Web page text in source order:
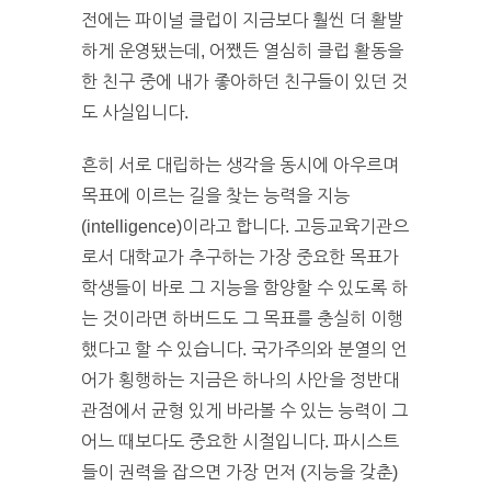
전에는 파이널 클럽이 지금보다 훨씬 더 활발
하게 운영됐는데, 어쨌든 열심히 클럽 활동을
한 친구 중에 내가 좋아하던 친구들이 있던 것
도 사실입니다.
흔히 서로 대립하는 생각을 동시에 아우르며
목표에 이르는 길을 찾는 능력을 지능
(intelligence)이라고 합니다. 고등교육기관으
로서 대학교가 추구하는 가장 중요한 목표가
학생들이 바로 그 지능을 함양할 수 있도록 하
는 것이라면 하버드도 그 목표를 충실히 이행
했다고 할 수 있습니다. 국가주의와 분열의 언
어가 횡행하는 지금은 하나의 사안을 정반대
관점에서 균형 있게 바라볼 수 있는 능력이 그
어느 때보다도 중요한 시절입니다. 파시스트
들이 권력을 잡으면 가장 먼저 (지능을 갖춘)